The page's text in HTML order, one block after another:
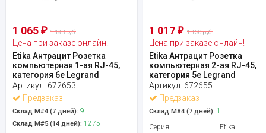
1 065 ₽ 1 183 руб.
Цена при заказе онлайн!
Etika Антрацит Розетка
компьютерная 1-ая RJ-45,
категория 6e Legrand
Артикул: 672653
Предзаказ
Склад М#4 (7 дней): 9
Склад М#5 (14 дней): 1275
1 017₽ 1 130 руб.
Цена при заказе онлайн!
Etika Антрацит Розетка
компьютерная 2-ая RJ-45,
категория 5e Legrand
Артикул: 672655
Предзаказ
Склад М#4 (7 дней): 1
Серия
Etika